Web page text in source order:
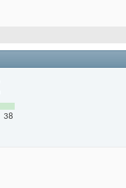
38